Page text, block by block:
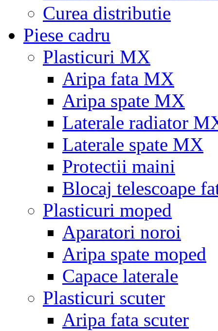
Curea distributie
Piese cadru
Plasticuri MX
Aripa fata MX
Aripa spate MX
Laterale radiator
Laterale spate MX
Protectii maini
Blocaj telescoape
Plasticuri moped
Aparatori noroi
Aripa spate moped
Capace laterale
Plasticuri scuter
Aripa fata scuter